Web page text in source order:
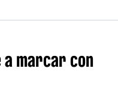
a marcar con